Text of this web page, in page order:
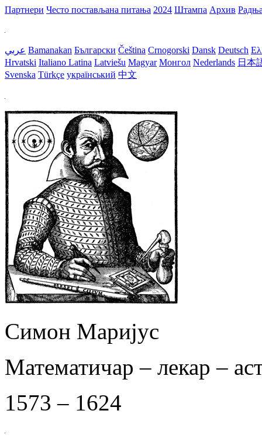
Партнери Често постављана питања 2024 Штампа Архив
عربي Bamanakan Български Čeština Crnogorski Dansk Deutsch
Hrvatski Italiano Latina Latviešu Magyar Монгол Nederlands 日本
Svenska Türkçe український 中文
Симон Маријус
Математичар – лекар –
1573 – 1624